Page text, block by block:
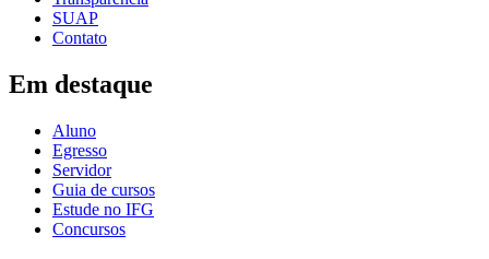
SUAP
Contato
Em destaque
Aluno
Egresso
Servidor
Guia de cursos
Estude no IFG
Concursos